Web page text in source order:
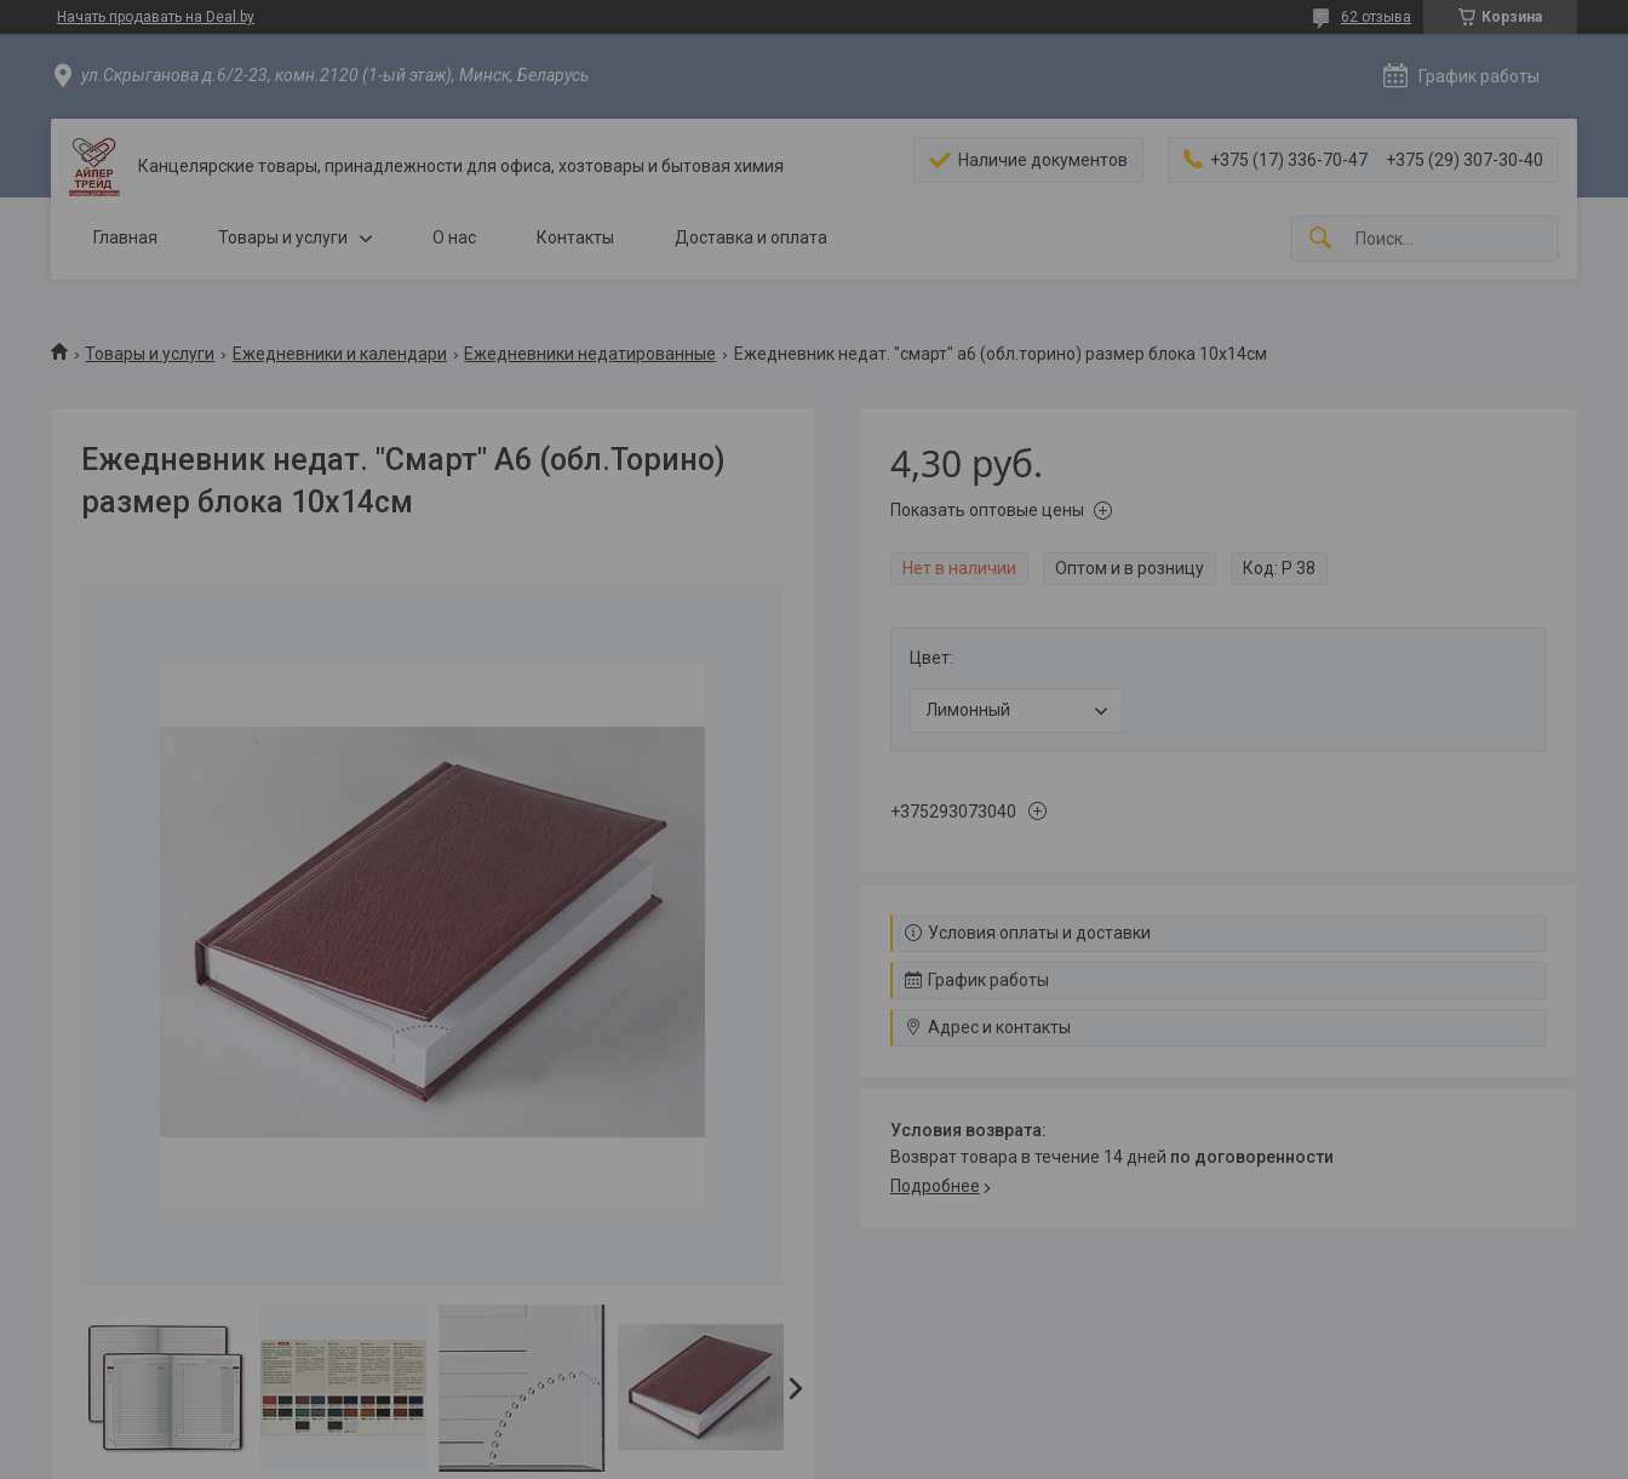
Начать продавать на Deal.by Корзина
62 отзыва
ул.Скрыганова д.6/2-23, комн.2120 (1-ый этаж), Минск, Беларусь График работы
Канцелярские товары, принадлежности для офиса, хозтовары и бытовая химия Наличие документов +375 (17) 336-70-47 +375 (29) 307-30-40
Главная Товары и услуги О нас Контакты Доставка и оплата
Товары и услуги Ежедневники и календари Ежедневники недатированные Ежедневник недат. "смарт" а6 (обл.торино) размер блока 10х14см
Ежедневник недат. "Смарт" А6 (обл.Торино)
размер блока 10х14см
4,30 руб.
Показать оптовые цены
Нет в наличии Оптом и в розницу Код: P 38
Цвет:
Лимонный
+375293073040
Условия оплаты и доставки
График работы
Адрес и контакты
возврат товара в течение 14 дней по договоренности
Подробнее